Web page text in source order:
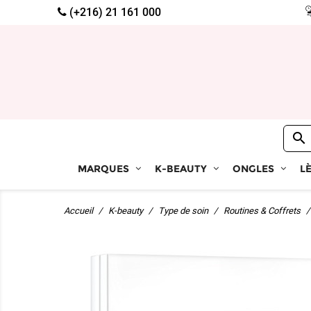
(+216) 21 161 000
MARQUES K-BEAUTY ONGLES

Accueil K-beauty Type de soin Routines & Coffrets